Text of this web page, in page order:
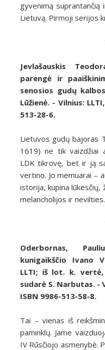
gyvenimą
Lietuvą. Pirmoji serijos
Jevlašauskis
parengė ir
senosios gudų
Lūžienė. - Vilnius:
513-28-6.
Lietuvos gudų bajoras
1619) ne tik vaizdžiai
LDK tikrovę, bet ir ją
vertino. Jo memuarai –
istorija, kupina lūkesčių,
melancholijos ir nevilties.
Oderbornas,
kunigaikščio Ivano
LLTI; iš lot. k.
sudarė S. Narbutas. -
ISBN 9986-513-58-8.
Tai – vienas iš
paminklų. Jame
IV Rūsčiojo asmenybė.